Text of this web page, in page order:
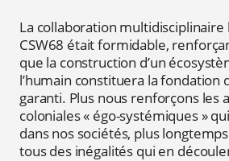
La collaboration multidisciplinaire
CSW68 était formidable,
que la construction d’un
l’humain constituera la fondation
garanti. Plus nous renforçons les
coloniales « égo-systémiques »
dans nos sociétés, plus
tous des inégalités qui en